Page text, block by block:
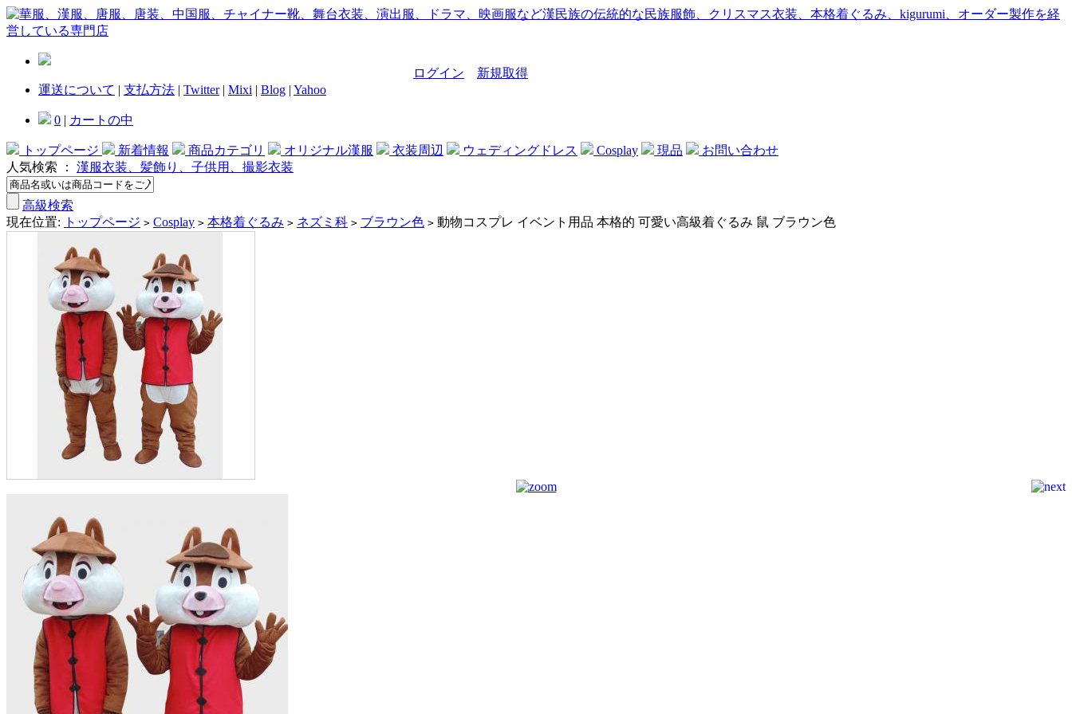
ログイン
新規取得
運送について | 支払方法 | Twitter| Mixi | Blog | Yahoo
0 | カートの中
トップページ 新着情報 商品カテゴリ オリジナル漢服 衣装周辺 ウェディングドレス Cosplay 現品
お問い合わせ
人気検索 ： 漢服衣装、髪飾り、子供用、撮影衣装
高級検索
現在位置:
トップページ > Cosplay > 本格着ぐるみ > ネズミ科 > ブラウン色 > 動物コスプレ イベント用品 本格的 可愛い高級着ぐるみ 鼠 ブラウン色